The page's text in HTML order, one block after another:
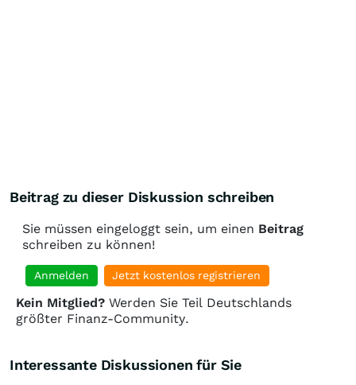
Beitrag zu dieser Diskussion schreiben
Sie müssen eingeloggt sein, um einen Beitrag
schreiben zu können!
Anmelden Jetzt kostenlos registrieren
Kein Mitglied? Werden Sie Teil Deutschlands
größter Finanz-Community.
Interessante Diskussionen für Sie